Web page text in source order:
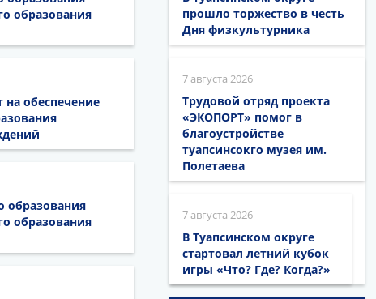
образования
обеспечение
образования
образования
прошло торжество в честь
Дня физкультурника
7 августа 2026
Трудовой отряд проекта
«ЭКОПОРТ» помог в
благоустройстве
туапсинсокго музея им.
Полетаева
7 августа 2026
В Туапсинском округе
стартовал летний кубок
игры «Что? Где? Когда?»